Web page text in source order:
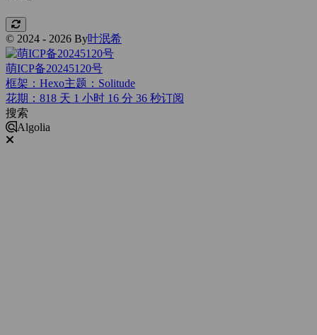
© 2024 - 2026 By叶泯希
萌ICP备20245120号
框架：Hexo主题：Solitude
花期：818 天 1 小时 16 分 37 秒订阅
搜索
Algolia